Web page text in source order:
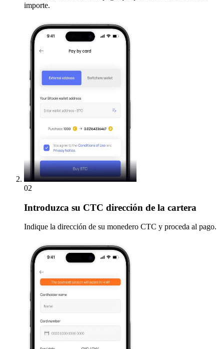
importe.
02
Introduzca su CTC dirección de la cartera
Indique la dirección de su monedero CTC y proceda al pago.